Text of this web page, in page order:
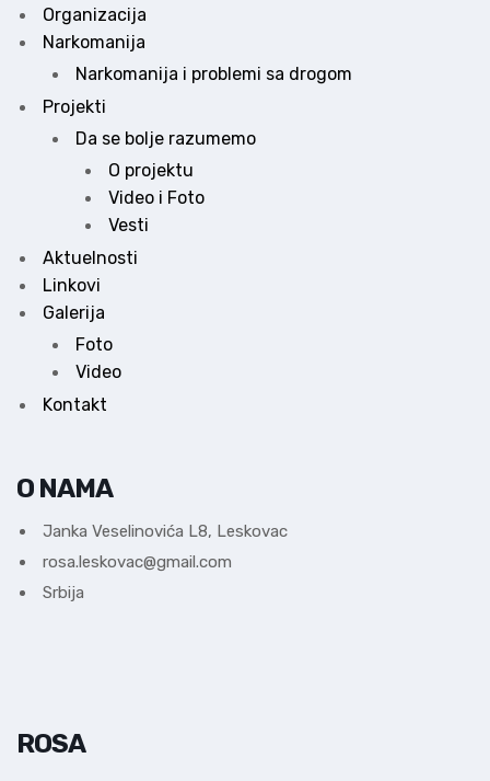
Organizacija
Narkomanija
Narkomanija i problemi sa drogom
Projekti
Da se bolje razumemo
O projektu
Video i Foto
Vesti
Aktuelnosti
Linkovi
Galerija
Foto
Video
Kontakt
O NAMA
Janka Veselinovića L8, Leskovac
rosa.leskovac@gmail.com
Srbija
ROSA